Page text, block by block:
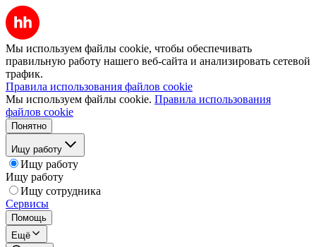
Мы используем файлы cookie, чтобы обеспечивать
правильную работу нашего веб-сайта и анализировать сетевой
трафик.
Правила использования файлов cookie
Мы используем файлы cookie. Правила использования
файлов cookie
Понятно
Ищу работу
Ищу работу
Ищу работу
Ищу сотрудника
Сервисы
Помощь
Ещё